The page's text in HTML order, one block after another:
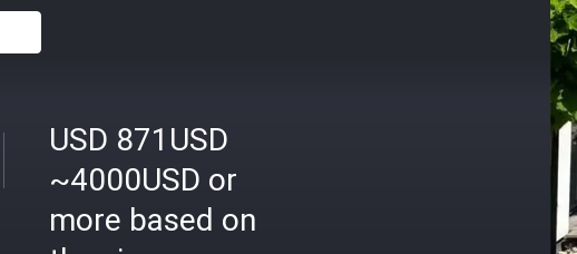
USD 871USD
~4000USD or
more based on